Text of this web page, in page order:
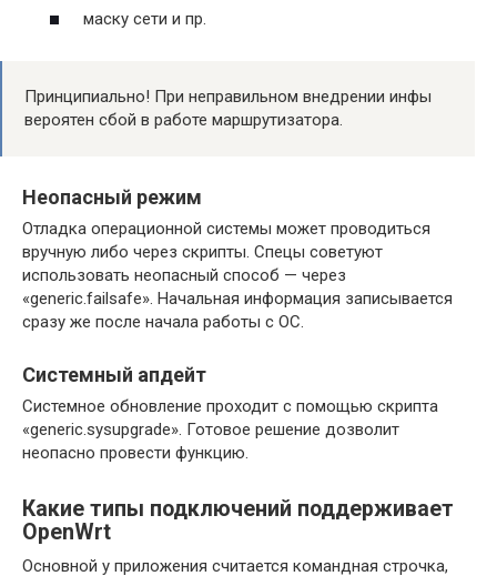
маску сети и пр.
Принципиально! При неправильном внедрении инфы
вероятен сбой в работе маршрутизатора.
Неопасный режим
Отладка операционной системы может проводиться
вручную либо через скрипты. Спецы советуют
использовать неопасный способ — через
«generic.failsafe». Начальная информация записывается
сразу же после начала работы с ОС.
Системный апдейт
Системное обновление проходит с помощью скрипта
«generic.sysupgrade». Готовое решение дозволит
неопасно провести функцию.
Какие типы подключений поддерживает
OpenWrt
Основной у приложения считается командная строчка,